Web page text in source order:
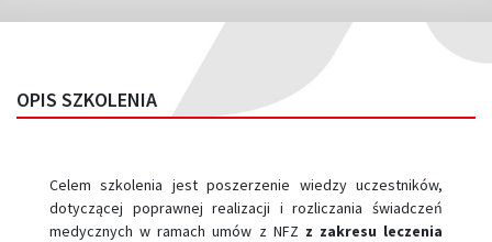
OPIS SZKOLENIA
Celem szkolenia jest poszerzenie wiedzy uczestników,
dotyczącej poprawnej realizacji i rozliczania świadczeń
medycznych w ramach umów z NFZ z zakresu leczenia